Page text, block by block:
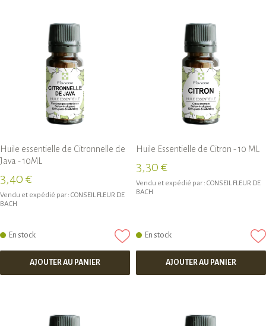
Huile essentielle de Citronnelle de
Java - 10ML
3,40 €
Vendu et expédié par : CONSEIL FLEUR DE
BACH
En stock
AJOUTER AU PANIER
Huile Essentielle de Citron - 10 ML
3,30 €
Vendu et expédié par : CONSEIL FLEUR DE
BACH
En stock
AJOUTER AU PANIER